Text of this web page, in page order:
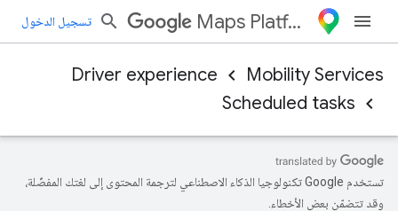
Maps Platform تسجيل الدخول
Mobility Services
Driver experience
Scheduled tasks
تستخدم Google تكنولوجيا الذكاء الاصطناعي لترجمة المحتوى إلى لغتك المفضّلة،
وقد تتضمّن بعض الأخطاء.